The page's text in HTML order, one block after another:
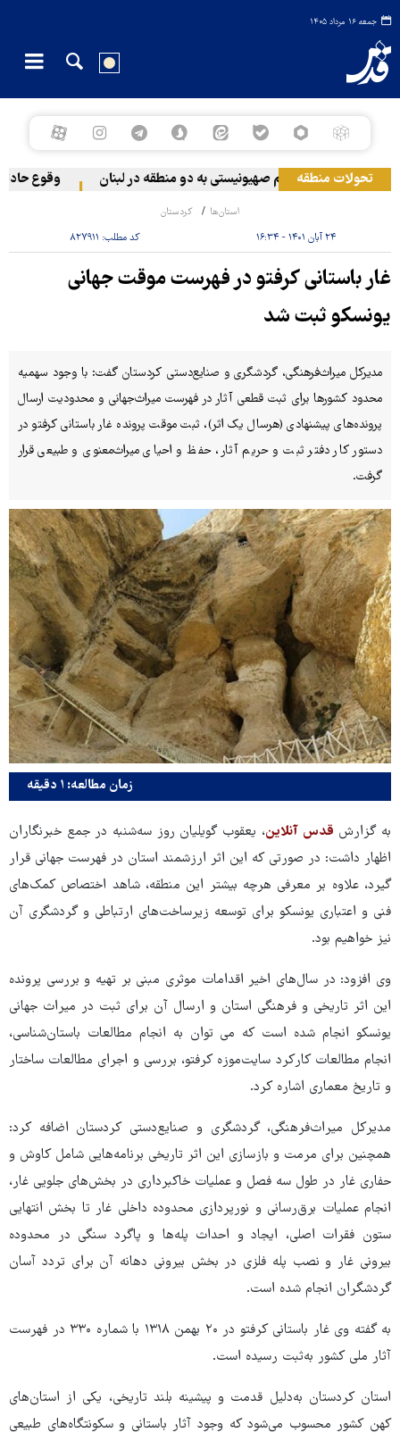
جمعه ۱۶ مرداد ۱۴۰۵
تحولات منطقه
حمله رژیم صهیونیستی به دو منطقه در لبنان وقوع حادثه
استان‌ها کردستان
۲۴ آبان ۱۴۰۱ - ۱۶:۳۴ کد مطلب: ۸۲۷۹۱۱
غار باستانی کرفتو در فهرست موقت جهانی
یونسکو ثبت شد
مدیرکل میراث‌فرهنگی، گردشگری و صنایع‌دستی کردستان گفت: با وجود سهمیه
محدود کشورها برای ثبت قطعی آثار در فهرست میراث‌جهانی و محدودیت ارسال
پرونده‌های پیشنهادی (هرسال یک اثر)، ثبت موقت پرونده غار باستانی کرفتو در
دستور کار دفتر ثبت و حریم آثار، حفظ و احیای میراث‌معنوی و طبیعی قرار
گرفت.
زمان مطالعه: ۱ دقیقه
به گزارش قدس آنلاین، یعقوب گویلیان روز سه‌شنبه در جمع خبرنگاران
اظهار داشت: در صورتی‌ که این اثر ارزشمند استان در فهرست جهانی قرار
گیرد، علاوه بر معرفی هرچه بیشتر این منطقه، شاهد اختصاص کمک‌های
فنی و اعتباری یونسکو برای توسعه زیرساخت‌های ارتباطی و گردشگری آن
نیز خواهیم بود.
وی افزود: در سال‌های اخیر اقدامات موثری مبنی بر تهیه و بررسی پرونده
این اثر تاریخی و فرهنگی استان و ارسال آن برای ثبت در میراث جهانی
یونسکو انجام شده است که می توان به انجام مطالعات باستان‌شناسی،
انجام مطالعات کارکرد سایت‌موزه کرفتو، بررسی و اجرای مطالعات ساختار
و تاریخ معماری اشاره کرد.
مدیرکل میراث‌فرهنگی، گردشگری و صنایع‌دستی کردستان اضافه کرد:
همچنین برای مرمت و بازسازی این اثر تاریخی برنامه‌هایی شامل کاوش و
حفاری غار در طول سه فصل و عملیات خاکبرداری در بخش‌های جلویی غار،
انجام عملیات برق‌رسانی و نورپردازی محدوده داخلی غار تا بخش انتهایی
ستون فقرات اصلی، ایجاد و احداث پله‌ها و پاگرد سنگی در محدوده
بیرونی غار و نصب پله فلزی در بخش بیرونی دهانه آن برای تردد آسان
گردشگران انجام شده است.
به گفته وی غار باستانی کرفتو در ۲۰ بهمن‌ ۱۳۱۸ با شمارە ۳۳۰ در فهرست
آثار ملی کشور به‌ثبت رسیدە است.
استان کردستان به‌دلیل قدمت و پیشینه بلند تاریخی، یکی از استان‌های
کهن کشور محسوب می‌شود که وجود آثار باستانی و سکونتگاه‌های طبیعی